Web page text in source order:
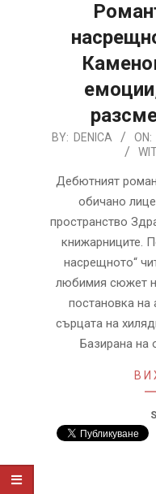
2026-
03
BY: DENICA ON:
Дебютният
обичано
пространство
книжарниците.
насрещното“
любимия сюжет
постановка на
сърцата на
Базирана на